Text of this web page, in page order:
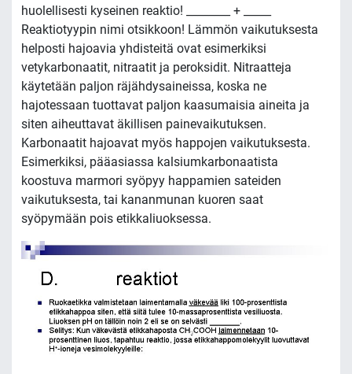
huolellisesti kyseinen reaktio! ________ + _____
Reaktiotyypin nimi otsikkoon! Lämmön vaikutuksesta
helposti hajoavia yhdisteitä ovat esimerkiksi
vetykarbonaatit, nitraatit ja peroksidit. Nitraatteja
käytetään paljon räjähdysaineissa, koska ne
hajotessaan tuottavat paljon kaasumaisia aineita ja
siten aiheuttavat äkillisen painevaikutuksen.
Karbonaatit hajoavat myös happojen vaikutuksesta.
Esimerkiksi, pääasiassa kalsiumkarbonaatista
koostuva marmori syöpyy happamien sateiden
vaikutuksesta, tai kananmunan kuoren saat
syöpymään pois etikkaliuoksessa.